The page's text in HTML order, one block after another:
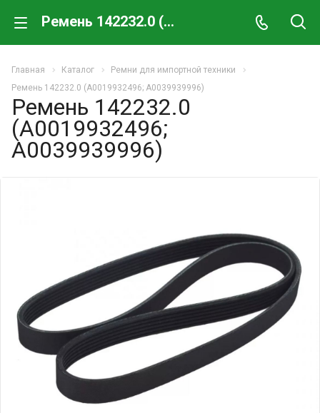
Ремень 142232.0 (A0019932496; A0039939996)
Главная Каталог
Ремни для импортной техники
Ремень 142232.0 (A0019932496; A0039939996)
Ремень 142232.0
(A0019932496;
A0039939996)